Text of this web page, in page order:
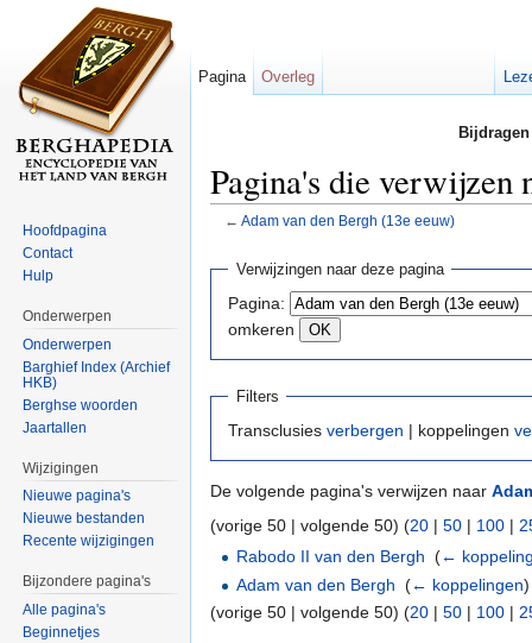
Pagina's die verwijzen
← Adam van den Bergh (13e eeuw)
Verwijzingen naar deze pagina
Pagina:
omkeren
Filters
Transclusies verbergen | koppelingen
De volgende pagina's verwijzen naar
(vorige 50 | volgende 50) (20 | 50 | 100 |
Rabodo II van den Bergh ‎(←
Adam van den Bergh ‎(← koppelingen)
(vorige 50 | volgende 50) (20 | 50 | 100 |
Pagina Overleg
Hoofdpagina
Contact
Hulp
Onderwerpen
Onderwerpen
Barghief Index (Archief
HKB)
Berghse woorden
Jaartallen
Wijzigingen
Nieuwe pagina's
Nieuwe bestanden
Recente wijzigingen
Bijzondere pagina's
Alle pagina's
Beginnetjes